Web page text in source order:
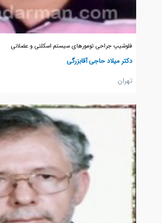
فلوشیپ جراحی تومورهای سیستم اسکلتی و عضلانی
دکتر میلاد حاجی آقابزرگی
تهران